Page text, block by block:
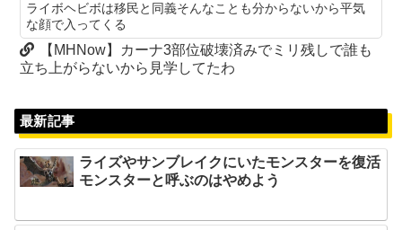
ライボヘビボは移民と同義そんなことも分からないから平気
な顔で入ってくる
【MHNow】カーナ3部位破壊済みでミリ残しで誰も
立ち上がらないから見学してたわ
最新記事
ライズやサンブレイクにいたモンスターを復活
モンスターと呼ぶのはやめよう